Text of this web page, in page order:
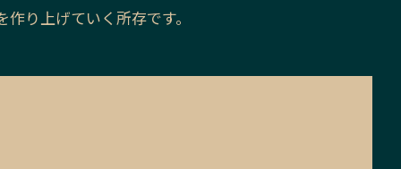
り上げていく所存です。